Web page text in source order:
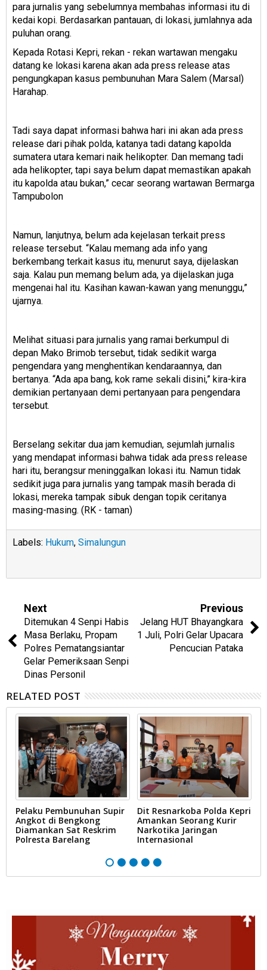
para jurnalis yang sebelumnya membahas informasi itu di
kedai kopi. Berdasarkan pantauan, di lokasi, jumlahnya ada
puluhan orang.
Kepada Rotasi Kepri, rekan - rekan wartawan mengaku
datang ke lokasi karena akan ada press release atas
pengungkapan kasus pembunuhan Mara Salem (Marsal)
Harahap.
Tadi saya dapat informasi bahwa hari ini akan ada press
release dari pihak polda, katanya tadi datang kapolda
sumatera utara kemari naik helikopter. Dan memang tadi
ada helikopter, tapi saya belum dapat memastikan apakah
itu kapolda atau bukan,” cecar seorang wartawan Bermarga
Tampubolon
Namun, lanjutnya, belum ada kejelasan terkait press
release tersebut. “Kalau memang ada info yang
berkembang terkait kasus itu, menurut saya, dijelaskan
saja. Kalau pun memang belum ada, ya dijelaskan juga
mengenai hal itu. Kasihan kawan-kawan yang menunggu,”
ujarnya.
Melihat situasi para jurnalis yang ramai berkumpul di
depan Mako Brimob tersebut, tidak sedikit warga
pengendara yang menghentikan kendaraannya, dan
bertanya. “Ada apa bang, kok rame sekali disini,” kira-kira
demikian pertanyaan demi pertanyaan para pengendara
tersebut.
Berselang sekitar dua jam kemudian, sejumlah jurnalis
yang mendapat informasi bahwa tidak ada press release
hari itu, berangsur meninggalkan lokasi itu. Namun tidak
sedikit juga para jurnalis yang tampak masih berada di
lokasi, mereka tampak sibuk dengan topik ceritanya
masing-masing. (RK - taman)
Labels: Hukum, Simalungun
Next
Ditemukan 4 Senpi Habis
Masa Berlaku, Propam
Polres Pematangsiantar
Gelar Pemeriksaan Senpi
Dinas Personil
Previous
Jelang HUT Bhayangkara
1 Juli, Polri Gelar Upacara
Pencucian Pataka
RELATED POST
Pelaku Pembunuhan Supir
Angkot di Bengkong
Diamankan Sat Reskrim
Polresta Barelang
Dit Resnarkoba Polda Kepri
Amankan Seorang Kurir
Narkotika Jaringan
Internasional